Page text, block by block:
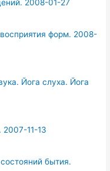
2008-01-27
форм. 2008-
Йога слуха. Йога
2007-11-13
бытия.